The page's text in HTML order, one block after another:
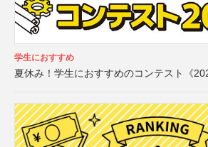
学生におすすめ
夏休み！学生におすすめのコンテスト《